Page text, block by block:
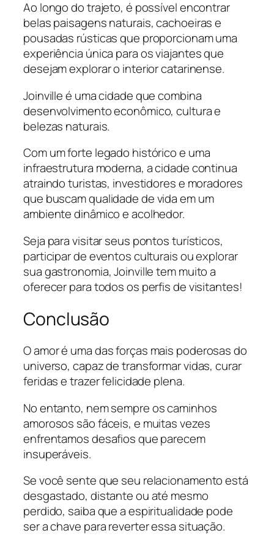
Ao longo do trajeto, é possível encontrar
belas paisagens naturais, cachoeiras e
pousadas rústicas que proporcionam uma
experiência única para os viajantes que
desejam explorar o interior catarinense.
Joinville é uma cidade que combina
desenvolvimento econômico, cultura e
belezas naturais.
Com um forte legado histórico e uma
infraestrutura moderna, a cidade continua
atraindo turistas, investidores e moradores
que buscam qualidade de vida em um
ambiente dinâmico e acolhedor.
Seja para visitar seus pontos turísticos,
participar de eventos culturais ou explorar
sua gastronomia, Joinville tem muito a
oferecer para todos os perfis de visitantes!
Conclusão
O amor é uma das forças mais poderosas do
universo, capaz de transformar vidas, curar
feridas e trazer felicidade plena.
No entanto, nem sempre os caminhos
amorosos são fáceis, e muitas vezes
enfrentamos desafios que parecem
insuperáveis.
Se você sente que seu relacionamento está
desgastado, distante ou até mesmo
perdido, saiba que a espiritualidade pode
ser a chave para reverter essa situação.